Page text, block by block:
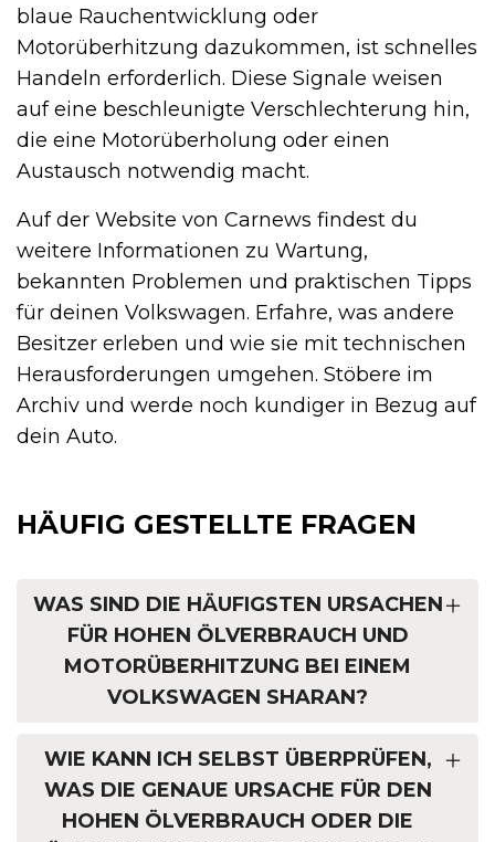
blaue Rauchentwicklung oder
Motorüberhitzung dazukommen, ist schnelles
Handeln erforderlich. Diese Signale weisen
auf eine beschleunigte Verschlechterung hin,
die eine Motorüberholung oder einen
Austausch notwendig macht.
Auf der Website von Carnews findest du
weitere Informationen zu Wartung,
bekannten Problemen und praktischen Tipps
für deinen Volkswagen. Erfahre, was andere
Besitzer erleben und wie sie mit technischen
Herausforderungen umgehen. Stöbere im
Archiv und werde noch kundiger in Bezug auf
dein Auto.
HÄUFIG GESTELLTE FRAGEN
WAS SIND DIE HÄUFIGSTEN URSACHEN
FÜR HOHEN ÖLVERBRAUCH UND
MOTORÜBERHITZUNG BEI EINEM
VOLKSWAGEN SHARAN?
WIE KANN ICH SELBST ÜBERPRÜFEN,
WAS DIE GENAUE URSACHE FÜR DEN
HOHEN ÖLVERBRAUCH ODER DIE